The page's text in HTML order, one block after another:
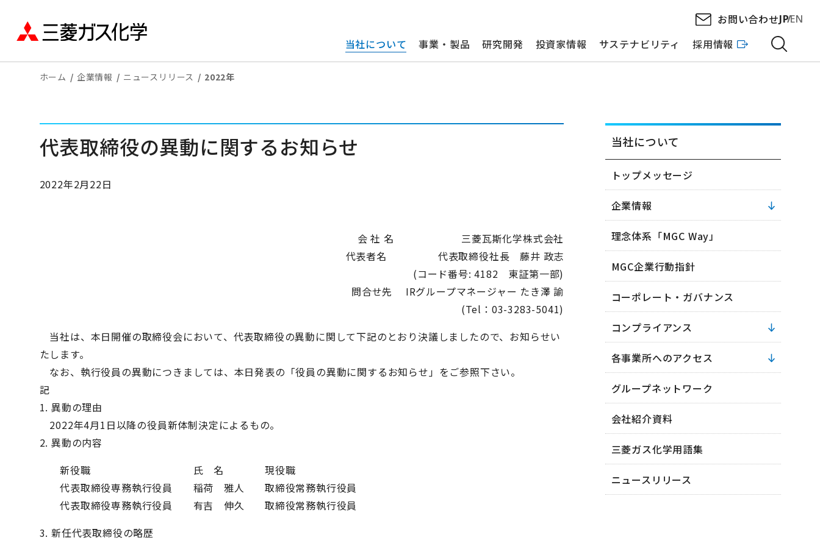
当社について 事業・製品 研究開発 投資家情報 サステナビリティ 採用情報
お問い合わせJPEN
ホーム 企業情報 ニュースリリース 2022年
代表取締役の異動に関するお知らせ
2022年2月22日
会 社 名 三菱瓦斯化学株式会社
代表者名 代表取締役社長 藤井 政志
(コード番号: 4182 東証第一部)
問合せ先 IRグループマネージャー たき澤 諭
(Tel：03-3283-5041)
当社は、本日開催の取締役会において、代表取締役の異動に関して下記のとおり決議しましたので、お知らせい
たします。
なお、執行役員の異動につきましては、本日発表の「役員の異動に関するお知らせ」をご参照下さい。
記
1. 異動の理由
2022年4月1日以降の役員新体制決定によるもの。
2. 異動の内容
新役職 氏 名 現役職
代表取締役専務執行役員 稲荷 雅人 取締役常務執行役員
代表取締役専務執行役員 有吉 伸久 取締役常務執行役員
3. 新任代表取締役の略歴
当社について
トップメッセージ
企業情報
理念体系「MGC Way」
MGC企業行動指針
コーポレート・ガバナンス
コンプライアンス
各事業所へのアクセス
グループネットワーク
会社紹介資料
三菱ガス化学用語集
ニュースリリース